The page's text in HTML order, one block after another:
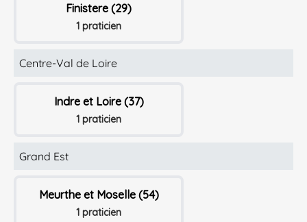
Finistere (29)
1 praticien
Centre-Val de Loire
Indre et Loire (37)
1 praticien
Grand Est
Meurthe et Moselle (54)
1 praticien